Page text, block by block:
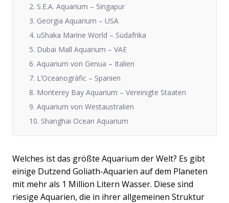
2. S.E.A. Aquarium – Singapur
3. Georgia Aquarium – USA
4. uShaka Marine World – Südafrika
5. Dubai Mall Aquarium – VAE
6. Aquarium von Genua – Italien
7. L’Oceanogràfic – Spanien
8. Monterey Bay Aquarium – Vereinigte Staaten
9. Aquarium von Westaustralien
10. Shanghai Ocean Aquarium
Welches ist das größte Aquarium der Welt? Es gibt
einige Dutzend Goliath-Aquarien auf dem Planeten
mit mehr als 1 Million Litern Wasser. Diese sind
riesige Aquarien, die in ihrer allgemeinen Struktur